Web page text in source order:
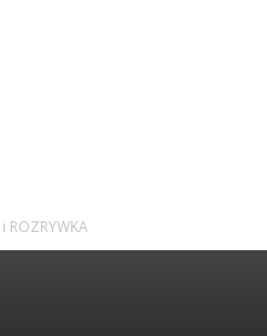
ROZRYWKA